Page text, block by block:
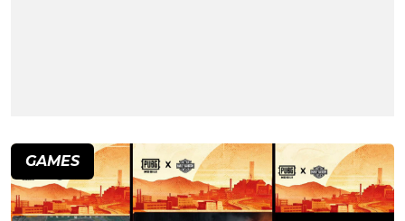
GAMES